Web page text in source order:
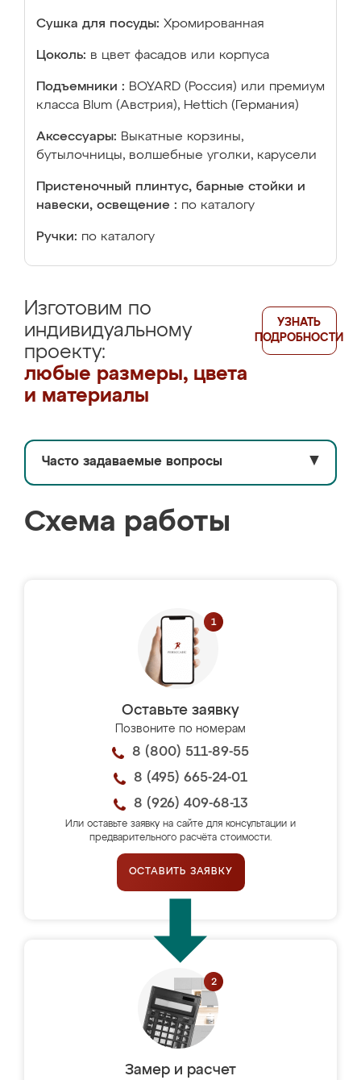
Сушка для посуды: Хромированная
Цоколь: в цвет фасадов или корпуса
Подъемники : BOYARD (Россия) или премиум
класса Blum (Австрия), Hettich (Германия)
Аксессуары: Выкатные корзины,
бутылочницы, волшебные уголки, карусели
Пристеночный плинтус, барные стойки и
навески, освещение : по каталогу
Ручки: по каталогу
Изготовим по
индивидуальному
проекту:
любые размеры, цвета
и материалы
УЗНАТЬ
ПОДРОБНОСТИ
Часто задаваемые вопросы ▼
Схема работы
Оставьте заявку
Позвоните по номерам
8 (800) 511-89-55
8 (495) 665-24-01
8 (926) 409-68-13
Или оставьте заявку на сайте для консультации и
предварительного расчёта стоимости.
ОСТАВИТЬ ЗАЯВКУ
Замер и расчет